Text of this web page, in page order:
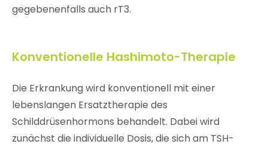
gegebenenfalls auch rT3.
Konventionelle Hashimoto-Therapie
Die Erkrankung wird konventionell mit einer
lebenslangen Ersatztherapie des
Schilddrüsenhormons behandelt. Dabei wird
zunächst die individuelle Dosis, die sich am TSH-